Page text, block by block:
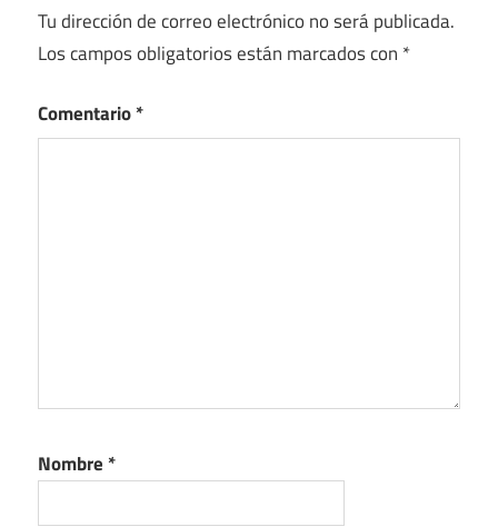
Tu dirección de correo electrónico no será publicada.
Los campos obligatorios están marcados con *
Comentario*
Nombre *